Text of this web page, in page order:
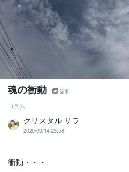
魂の衝動 記事
コラム
クリスタル サラ
2020/09/14 23:58
衝動・・・